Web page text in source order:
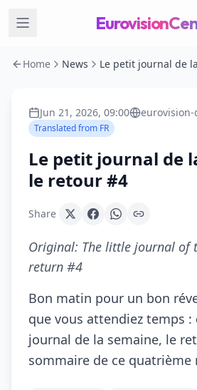
Home News
Jun 21, 2026, 09:00
Translated from FR
Le petit journal de
le retour #4
Share
Original: The little journal of
return #4
Bon matin pour un bon
que vous attendiez temps
journal de la semaine, le
sommaire de ce